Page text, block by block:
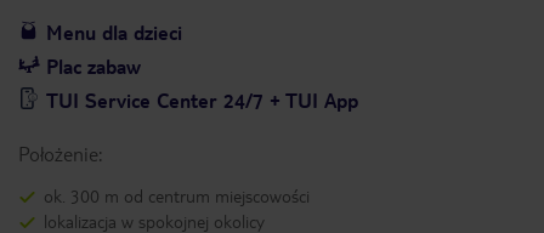
Menu dla dzieci
Plac zabaw
TUI Service Center 24/7 + TUI App
Położenie:
ok. 300 m od centrum miejscowości
lokalizacja w spokojnej okolicy